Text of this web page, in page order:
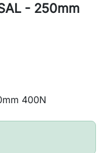
- 250mm
400N